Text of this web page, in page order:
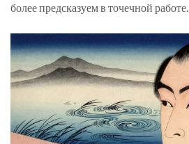
более предсказуем в точечной работе.